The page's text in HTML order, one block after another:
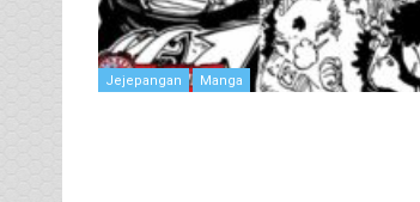
Jejepangan Manga